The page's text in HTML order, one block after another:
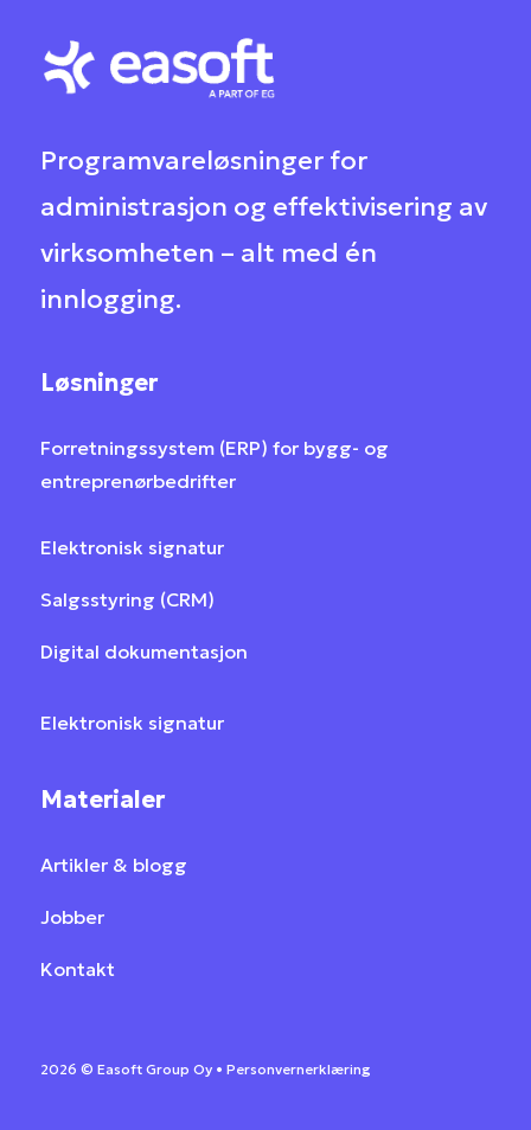
Programvareløsninger for
administrasjon og effektivisering av
virksomheten – alt med én
innlogging.
Løsninger
Forretningssystem (ERP) for bygg- og
entreprenørbedrifter
Elektronisk signatur
Salgsstyring (CRM)
Digital dokumentasjon
Elektronisk signatur
Materialer
Artikler & blogg
Jobber
Kontakt
2026 © Easoft Group Oy • Personvernerklæring